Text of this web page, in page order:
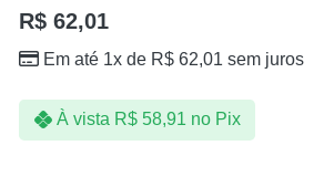
R$ 62,01
Em até 1x de R$ 62,01 sem juros
À vista R$58,91 no Pix